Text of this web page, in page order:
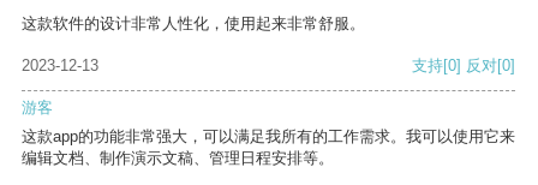
这款软件的设计非常人性化，使用起来非常舒服。
2023-12-13 支持[0] 反对[0]
游客
这款app的功能非常强大，可以满足我所有的工作需求。我可以使用它来
编辑文档、制作演示文稿、管理日程安排等。